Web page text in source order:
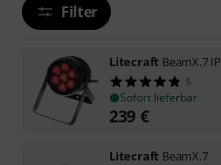
Filter
Litecraft BeamX.7 IP
5
Sofort lieferbar
239 €
Litecraft BeamX.7